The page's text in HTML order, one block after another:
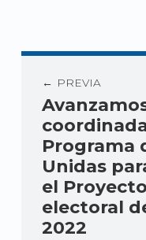
PREVIA
Programa
Unidas
el
electoral
2022